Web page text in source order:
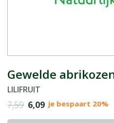
Gewelde
LILIFRUIT
7,59 6,09 je bespaart 20%